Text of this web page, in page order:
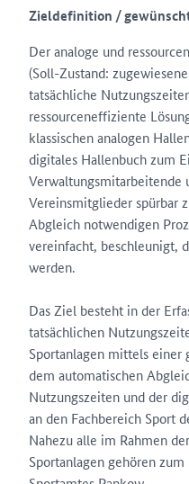
Zieldefinition /
Der analoge und
(Soll-Zustand:
tatsächliche
ressourceneffiziente
klassischen analogen
digitales Hallenbuch zum
Verwaltungsmitarbeitende
Vereinsmitglieder spürbar
Abgleich notwendigen
vereinfacht, beschleunigt,
werden.
Das Ziel besteht in der
tatsächlichen
Sportanlagen mittels einer
dem automatischen
Nutzungszeiten und der
an den Fachbereich Sport
Nahezu alle im Rahmen
Sportanlagen gehören